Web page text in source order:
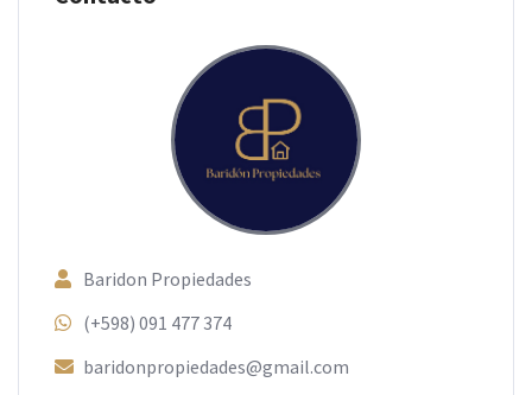
Baridon Propiedades
(+598) 091 477 374
baridonpropiedades@gmail.com